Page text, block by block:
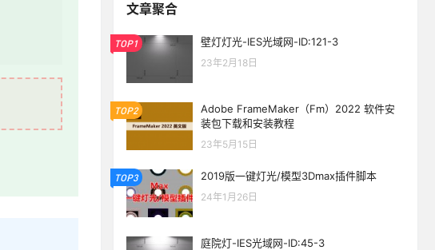
文章聚合
TOP1 壁灯灯光-IES光域网-ID:121-3
23年2月18日
TOP2
Adobe FrameMaker（Fm）2022 软件安
装包下载和安装教程
23年5月15日
TOP3 2019版一键灯光/模型3Dmax插件脚本
24年1月26日
庭院灯-IES光域网-ID:45-3